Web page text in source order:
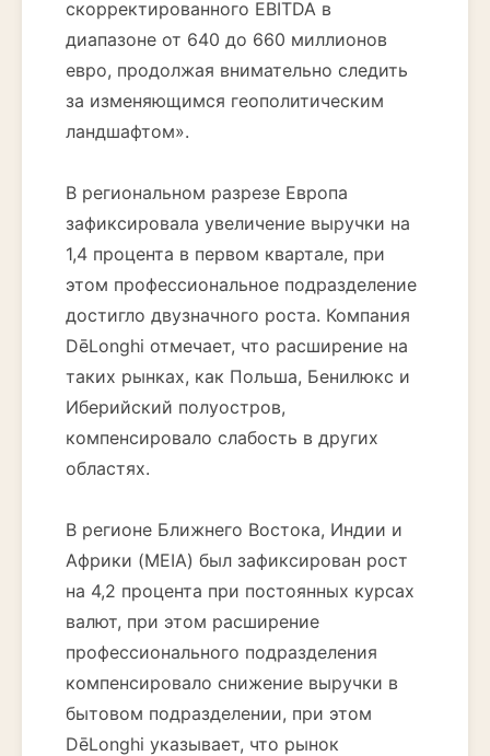
скорректированного EBITDA в
диапазоне от 640 до 660 миллионов
евро, продолжая внимательно следить
за изменяющимся геополитическим
ландшафтом».
В региональном разрезе Европа
зафиксировала увеличение выручки на
1,4 процента в первом квартале, при
этом профессиональное подразделение
достигло двузначного роста. Компания
DēLonghi отмечает, что расширение на
таких рынках, как Польша, Бенилюкс и
Иберийский полуостров,
компенсировало слабость в других
областях.
В регионе Ближнего Востока, Индии и
Африки (MEIA) был зафиксирован рост
на 4,2 процента при постоянных курсах
валют, при этом расширение
профессионального подразделения
компенсировало снижение выручки в
бытовом подразделении, при этом
DēLonghi указывает, что рынок